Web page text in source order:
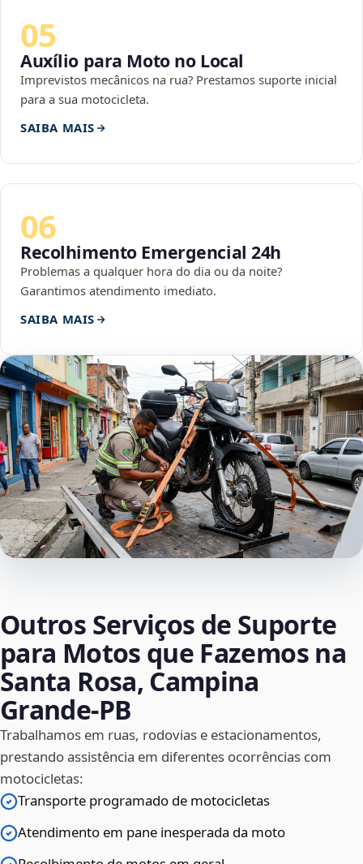
05
Auxílio para Moto no Local
Imprevistos mecânicos na rua? Prestamos suporte inicial
para a sua motocicleta.
SAIBA MAIS
06
Recolhimento Emergencial 24h
Problemas a qualquer hora do dia ou da noite?
Garantimos atendimento imediato.
SAIBA MAIS
Outros Serviços de Suporte
para Motos que Fazemos na
Santa Rosa, Campina
Grande‑PB
Trabalhamos em ruas, rodovias e estacionamentos,
prestando assistência em diferentes ocorrências com
motocicletas:
Transporte programado de motocicletas
Atendimento em pane inesperada da moto